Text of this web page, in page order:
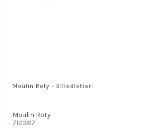
Moulin Roty - Billedlotteri
Moulin Roty
712387